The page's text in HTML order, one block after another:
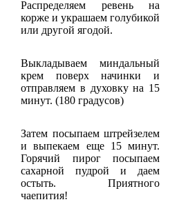
Распределяем ревень на
корже и украшаем голубикой
или другой ягодой.
Выкладываем миндальный
крем поверх начинки и
отправляем в духовку на 15
минут. (180 градусов)
Затем посыпаем штрейзелем
и выпекаем еще 15 минут.
Горячий пирог посыпаем
сахарной пудрой и даем
остыть. Приятного
чаепития!